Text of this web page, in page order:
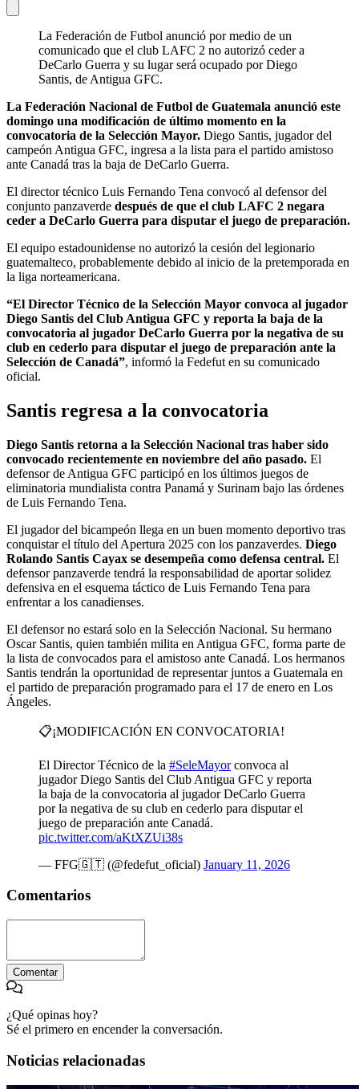
La Federación de Futbol anunció por medio de un
comunicado que el club LAFC 2 no autorizó ceder a
DeCarlo Guerra y su lugar será ocupado por Diego
Santis, de Antigua GFC.
La Federación Nacional de Futbol de Guatemala anunció este
domingo una modificación de último momento en la
convocatoria de la Selección Mayor. Diego Santis, jugador del
campeón Antigua GFC, ingresa a la lista para el partido amistoso
ante Canadá tras la baja de DeCarlo Guerra.
El director técnico Luis Fernando Tena convocó al defensor del
conjunto panzaverde después de que el club LAFC 2 negara
ceder a DeCarlo Guerra para disputar el juego de preparación.
El equipo estadounidense no autorizó la cesión del legionario
guatemalteco, probablemente debido al inicio de la pretemporada en
la liga norteamericana.
“El Director Técnico de la Selección Mayor convoca al jugador
Diego Santis del Club Antigua GFC y reporta la baja de la
convocatoria al jugador DeCarlo Guerra por la negativa de su
club en cederlo para disputar el juego de preparación ante la
Selección de Canadá”, informó la Fedefut en su comunicado
oficial.
Santis regresa a la convocatoria
Diego Santis retorna a la Selección Nacional tras haber sido
convocado recientemente en noviembre del año pasado. El
defensor de Antigua GFC participó en los últimos juegos de
eliminatoria mundialista contra Panamá y Surinam bajo las órdenes
de Luis Fernando Tena.
El jugador del bicampeón llega en un buen momento deportivo tras
conquistar el título del Apertura 2025 con los panzaverdes. Diego
Rolando Santis Cayax se desempeña como defensa central. El
defensor panzaverde tendrá la responsabilidad de aportar solidez
defensiva en el esquema táctico de Luis Fernando Tena para
enfrentar a los canadienses.
El defensor no estará solo en la Selección Nacional. Su hermano
Oscar Santis, quien también milita en Antigua GFC, forma parte de
la lista de convocados para el amistoso ante Canadá. Los hermanos
Santis tendrán la oportunidad de representar juntos a Guatemala en
el partido de preparación programado para el 17 de enero en Los
Ángeles.
📋¡MODIFICACIÓN EN CONVOCATORIA!
El Director Técnico de la #SeleMayorconvoca al
jugador Diego Santis del Club Antigua GFC y reporta
la baja de la convocatoria al jugador DeCarlo Guerra
por la negativa de su club en cederlo para disputar el
juego de preparación ante Canadá.
pic.twitter.com/aKtXZUi38s
— FFG🇬🇹 (@fedefut_oficial) January 11, 2026
Comentarios
Comentar
¿Qué opinas hoy?
Sé el primero en encender la conversación.
Noticias relacionadas